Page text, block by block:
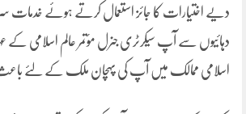
دیے اختیارات کا جائز استعمال کرتے ہوئے خدمات
دہائیوں سے آپ سیکرٹری جنرل مؤتمر عالم اسلامی کے
اسلامی ممالک میں آپ کی پہچان ملک کے لئے